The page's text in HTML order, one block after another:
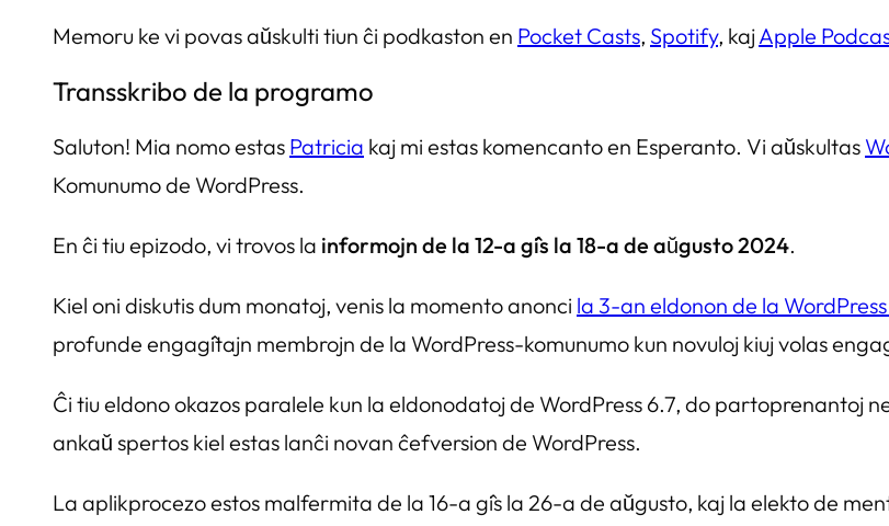
Memoru ke vi povas aŭskulti tiun ĉi podkaston en Pocket Casts, Spotify, kajApple
Transskribo de la programo
Saluton! Mia nomo estas Patricia kaj mi estas komencanto en Esperanto. Vi aŭskultas
Komunumo de WordPress.
En ĉi tiu epizodo, vi trovos la informojn de la 12-a ĝis la 18-a de aŭgusto 2024.
Kiel oni diskutis dum monatoj, venis la momento anonci la 3-an eldonon de la
profunde engaĝitajn membrojn de la WordPress-komunumo kun novuloj kiuj volas
Ĉi tiu eldono okazos paralele kun la eldonodatoj de WordPress 6.7, do partoprenantoj
ankaŭ spertos kiel estas lanĉi novan ĉefversion de WordPress.
La aplikprocezo estos malfermita de la 16-a ĝis la 26-a de aŭgusto, kaj la elekto de